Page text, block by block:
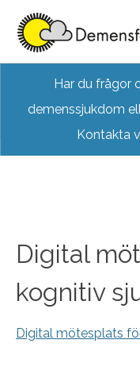
content
Har du frågor
demenssjukdom
Kontakta
Digital
kognitiv
Digital mötesplats